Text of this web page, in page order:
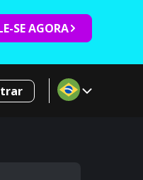
SE AGORA